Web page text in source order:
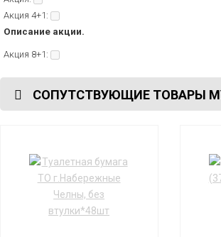
Акция 4+1:
Описание акции.
Акция 8+1:
СОПУТСТВУЮЩИЕ ТОВАРЫ